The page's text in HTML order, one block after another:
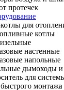
протечек
для
котлы
настенные
напольные
дымоходы
для
монтажа